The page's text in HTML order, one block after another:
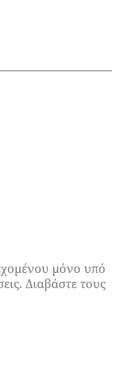
μόνο υπό
Διαβάστε τους